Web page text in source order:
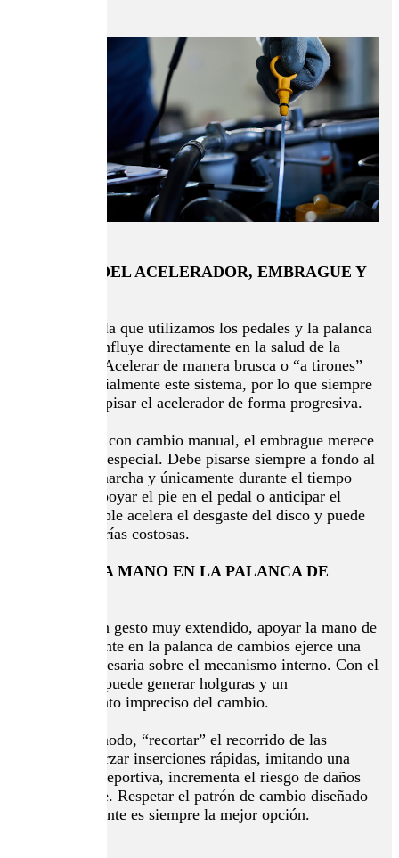
MAL USO DEL ACELERADOR, EMBRAGUE Y
La forma en la que utilizamos los pedales y la palanca
de cambios influye directamente en la salud de la
transmisión. Acelerar de manera brusca o “a tirones”
castiga especialmente este sistema, por lo que siempre
es preferible pisar el acelerador de forma progresiva.
En vehículos con cambio manual, el embrague merece
una atención especial. Debe pisarse siempre a fondo al
cambiar de marcha y únicamente durante el tiempo
necesario. Apoyar el pie en el pedal o anticipar el
punto de acople acelera el desgaste del disco y puede
provocar averías costosas.
APOYAR LA MANO EN LA PALANCA DE
Aunque es un gesto muy extendido, apoyar la mano de
forma constante en la palanca de cambios ejerce una
presión innecesaria sobre el mecanismo interno. Con el
tiempo, esto puede generar holguras y un
funcionamiento impreciso del cambio.
Del mismo modo, “recortar” el recorrido de las
marchas o forzar inserciones rápidas, imitando una
conducción deportiva, incrementa el riesgo de daños
en el varillaje. Respetar el patrón de cambio diseñado
por el fabricante es siempre la mejor opción.